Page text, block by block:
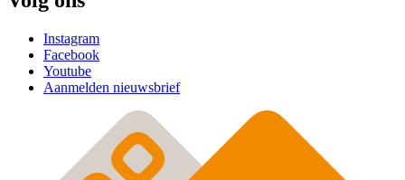
Instagram
Facebook
Youtube
Aanmelden nieuwsbrief